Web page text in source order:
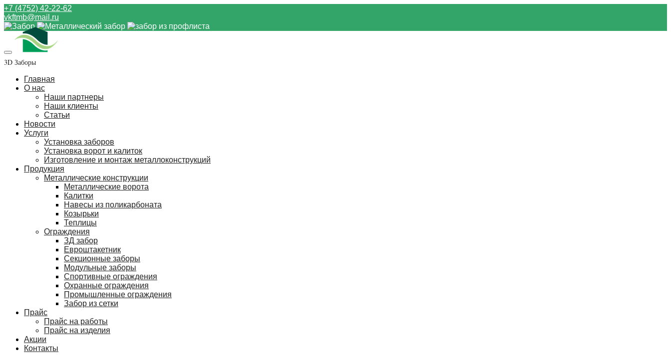
+7 (4752) 42-22-62
vkftmb@mail.ru
3D Заборы
Главная
О нас
Наши партнеры
Наши клиенты
Статьи
Новости
Услуги
Установка заборов
Установка ворот и калиток
Изготовление и монтаж металлоконструкций
Продукция
Металлические конструкции
Металлические ворота
Калитки
Навесы из поликарбоната
Козырьки
Теплицы
Ограждения
ЗД забор
Евроштакетник
Секционные заборы
Модульные заборы
Спортивные ограждения
Охранные ограждения
Промышленные ограждения
Забор из сетки
Прайс
Прайс на работы
Прайс на изделия
Акции
Контакты